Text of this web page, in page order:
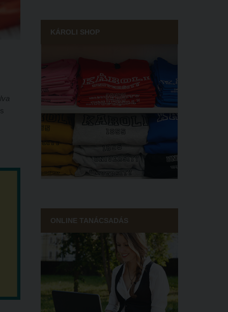
a
is.
KÁROLI SHOP
ONLINE TANÁCSADÁS